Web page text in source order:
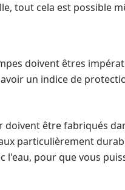
tout cela est possible
doivent êtres
un indice de
être fabriqués
particulièrement
l'eau, pour que vous